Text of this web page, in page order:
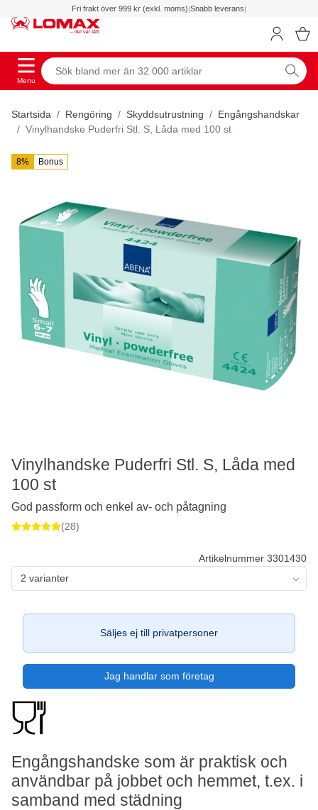
Fri frakt över 999 kr (exkl. moms)|Snabb leverans|
Menu
Startsida Rengöring Skyddsutrustning
Engångshandskar
Vinylhandske Puderfri Stl. S, Låda med 100 st
8% Bonus
Engångshandske som är praktisk och
användbar på jobbet och hemmet, t.ex. i
samband med städning
Artikelnummer 3301430
2 varianter
Säljes ej till privatpersoner
Jag handlar som företag
Vinylhandske Puderfri Stl. S, Låda med
100 st
God passform och enkel av- och påtagning
(28)